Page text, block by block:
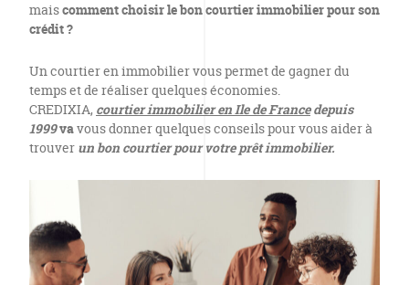
maiscomment choisir le bon courtier immobilier pour son
crédit ?
Un courtier en immobilier vous permet de gagner du
temps et de réaliser quelques économies.
CREDIXIA, courtier immobilier en Ile de Francedepuis
1999vavous donner quelques conseils pour vous aider à
trouver un bon courtier pour votre prêt immobilier.